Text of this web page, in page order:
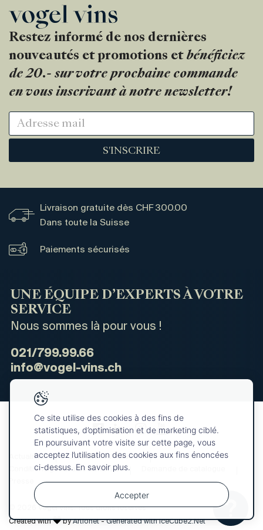
Restez informé de nos dernières
nouveautés et promotions et bénéficiez
de 20.- sur votre prochaine commande
en vous inscrivant à notre newsletter!
S'INSCRIRE
Livraison gratuite dès CHF 300.00
Dans toute la Suisse
Paiements sécurisés
UNE ÉQUIPE D’EXPERTS À VOTRE
SERVICE
Nous sommes là pour vous !
021/799.99.66
info@vogel-vins.ch
Actualités
Qui sommes-nous ?
Conditions générales de vente
© 2026 Vogel Vins. Tous droits réservés
Created with
byArtionet-Generated with IceCube2.Net
Votre
sélection
Ce site utilise des cookies à des fins de
statistiques, d’optimisation et de marketing ciblé.
En poursuivant votre visite sur cette page, vous
acceptez l’utilisation des cookies aux fins énoncées
ci-dessus. En savoir plus.
Accepter